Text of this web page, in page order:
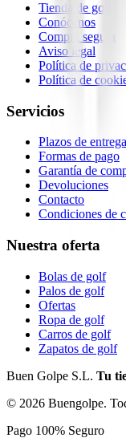
Tienda de golf
Conócenos
Compra segura
Aviso legal
Política de
Política de
Servicios
Plazos de entrega
Formas de pago
Garantía de
Devoluciones
Contacto
Condiciones de
Nuestra oferta
Bolas de golf
Palos de golf
Ofertas
Ropa de golf
Carros de golf
Zapatos de golf
Buen Golpe S.L. Tu
© 2026 Buengolpe.
Pago 100% Seguro